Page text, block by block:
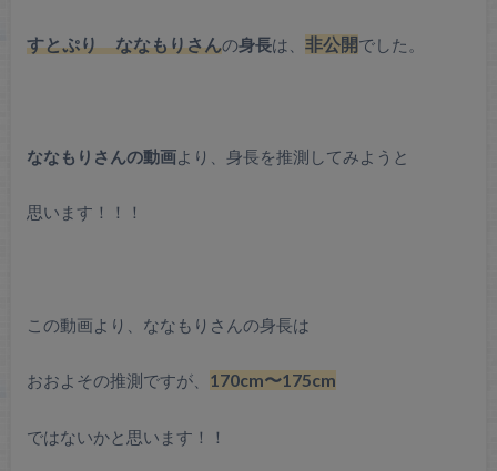
すとぷり ななもりさんの身長は、 非公開でした。
ななもりさんの動画より、身長を推測してみようと
思います！！！
この動画より、ななもりさんの身長は
おおよその推測ですが、 170cm〜175cm
ではないかと思います！！